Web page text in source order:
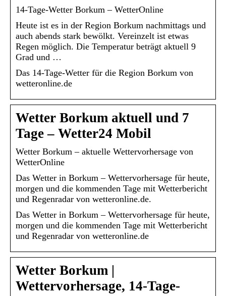
14-Tage-Wetter Borkum – WetterOnline
Heute ist es in der Region Borkum nachmittags und
auch abends stark bewölkt. Vereinzelt ist etwas
Regen möglich. Die Temperatur beträgt aktuell 9
Grad und …
Das 14-Tage-Wetter für die Region Borkum von
wetteronline.de
Wetter Borkum aktuell und 7
Tage – Wetter24 Mobil
Wetter Borkum – aktuelle Wettervorhersage von
WetterOnline
Das Wetter in Borkum – Wettervorhersage für heute,
morgen und die kommenden Tage mit Wetterbericht
und Regenradar von wetteronline.de.
Das Wetter in Borkum – Wettervorhersage für heute,
morgen und die kommenden Tage mit Wetterbericht
und Regenradar von wetteronline.de
Wetter Borkum |
Wettervorhersage, 14-Tage-